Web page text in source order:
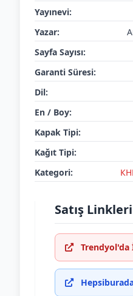
Yayınevi:
Yazar:
Sayfa Sayısı:
Garanti Süresi:
Dil:
En / Boy:
Kapak Tipi:
Kağıt Tipi:
Kategori:
Satış Linkleri
Trendyol'da